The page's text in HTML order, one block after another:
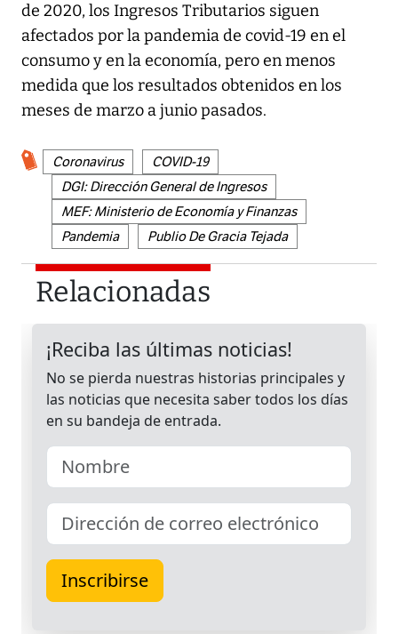
de 2020, los Ingresos Tributarios siguen
afectados por la pandemia de covid-19 en el
consumo y en la economía, pero en menos
medida que los resultados obtenidos en los
meses de marzo a junio pasados.
Coronavirus
COVID-19
DGI: Dirección General de Ingresos
MEF: Ministerio de Economía y Finanzas
Pandemia
Publio De Gracia Tejada
Relacionadas